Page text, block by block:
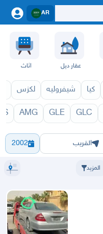
AR
عقار ديل اثاث
كيا شيفروليه لكزس
GLC
GLE
AMG
الطايف حائلأبها عسيرالباحة
القريب 2002
CL 1970
المزيد